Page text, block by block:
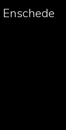
Enschede